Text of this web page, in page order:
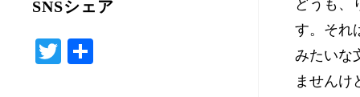
どうも、
す。それ
みたいな
ませんけ
SNSシェア
T